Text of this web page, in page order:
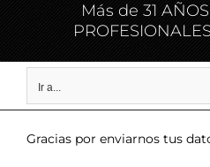
Más de 31
Ir a...
Gracias por enviarnos tus